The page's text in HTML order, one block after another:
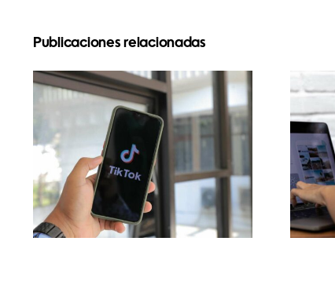
Publicaciones relacionadas
Maximizar el alcance:
Herramientas
efectivas de
publicación cruzada
para 2024